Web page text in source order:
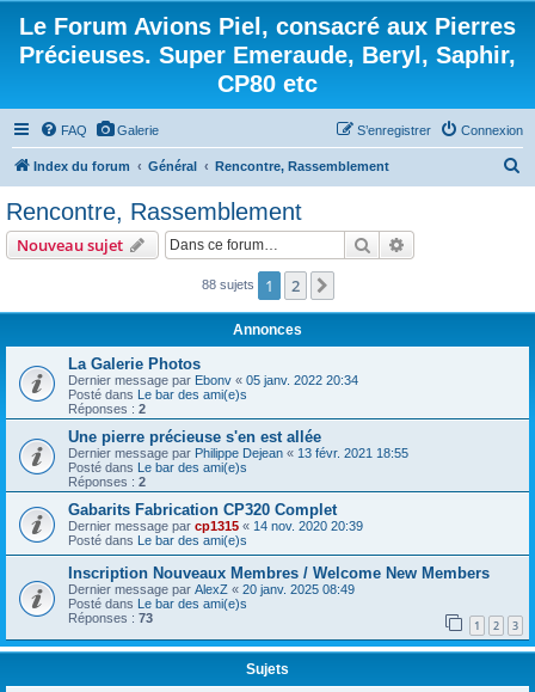
Le Forum Avions Piel, consacré aux Pierres
Précieuses. Super Emeraude, Beryl, Saphir,
CP80 etc
FAQ Galerie Connexion
S’enregistrer
Index du forum Général Rencontre, Rassemblement
r
Rencontre, Rassemblement
Nouveau sujet Rechercher
88 sujets 1 2
Annonces
La Galerie Photos
Dernier message par Ebonv « 05 janv. 2022 20:34
Posté dans Le bar des ami(e)s
Réponses : 2
Une pierre précieuse s'en est allée
Dernier message par Philippe Dejean « 13 févr. 2021 18:55
Posté dans Le bar des ami(e)s
Réponses : 2
Gabarits Fabrication CP320 Complet
Dernier message par cp1315 « 14 nov. 2020 20:39
Posté dans Le bar des ami(e)s
Inscription Nouveaux Membres / Welcome New Members
Dernier message par AlexZ « 20 janv. 2025 08:49
Posté dans Le bar des ami(e)s
Réponses : 73 1 2 3
Sujets